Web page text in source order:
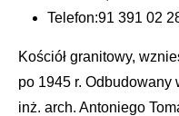
Telefon:91 391 02
Kościół granitowy,
po 1945 r. Odbudowany
inż. arch. Antoniego